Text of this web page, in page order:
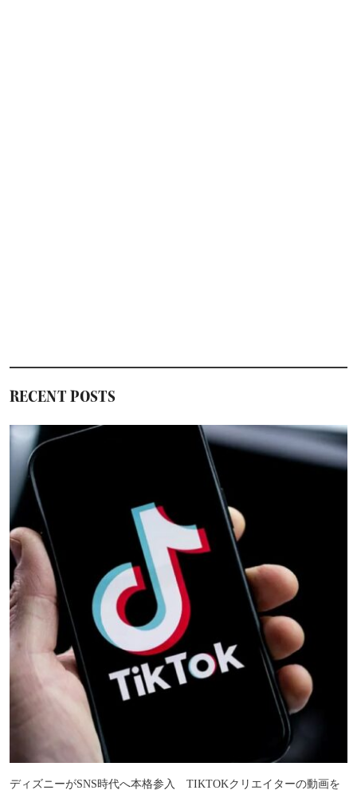
RECENT POSTS
ディズニーがSNS時代へ本格参入 TIKTOKクリエイターの動画を